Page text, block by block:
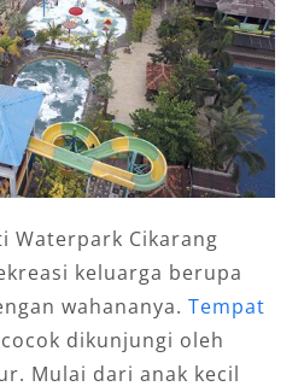
Waterpark Cikarang
keluarga berupa
wahananya. Tempat
dikunjungi oleh
Mulai dari anak kecil